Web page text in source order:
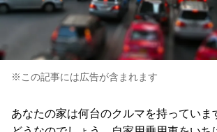
※この記事には広告が含まれます
あなたの家は何台のクルマを持っていま